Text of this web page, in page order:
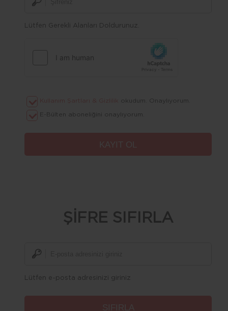
Lütfen Gerekli Alanları Doldurunuz.
okudum. Onaylıyorum.
E-Bülten aboneliğini onaylıyorum.
ŞİFRE SIFIRLA
Lütfen e-posta adresinizi giriniz